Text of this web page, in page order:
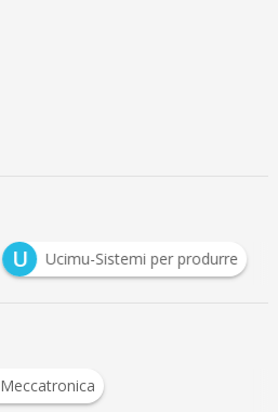
U Ucimu-Sistemi per produrre
Meccatronica